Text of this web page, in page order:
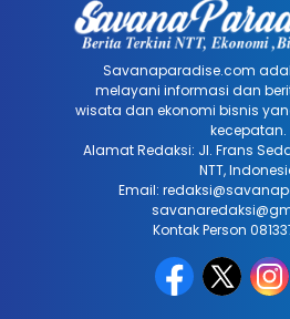
Savanaparadise.com
melayani informasi dan
wisata dan ekonomi bisnis
kecepatan.
Alamat Redaksi: Jl. Frans
NTT,
Email:
Kontak Person